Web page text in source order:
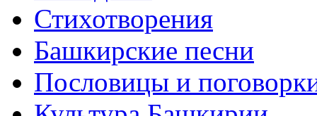
Стихотворения
Башкирские песни
Пословицы и